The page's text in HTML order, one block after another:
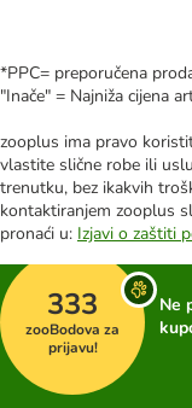
*PPC= preporučena
"Inače" = Najniža cijena
zooplus ima pravo
vlastite slične robe ili
trenutku, bez ikakvih
kontaktiranjem zooplus
pronaći u: Izjavi o zaštiti
333
zooBodova za
prijavu!
Ne